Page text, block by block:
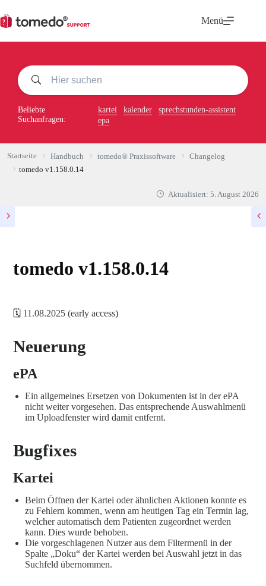
Inhalt
springen
Menü
Beliebte
Suchanfragen:
kartei kalender
sprechstunden-assistent
epa
Startseite Handbuch tomedo® Praxissoftware
Changelog
tomedo v1.158.0.14
Aktualisiert: 5. August 2026
tomedo v1.158.0.14
🗓️ 11.08.2025 (early access)
Neuerung
ePA
Ein allgemeines Ersetzen von Dokumenten ist in der ePA
nicht weiter vorgesehen. Das entsprechende Auswahlmenü
im Uploadfenster wird damit entfernt.
Bugfixes
Kartei
Beim Öffnen der Kartei oder ähnlichen Aktionen konnte es
zu Fehlern kommen, wenn am heutigen Tag ein Termin lag,
welcher automatisch dem Patienten zugeordnet werden
kann. Dies wurde behoben.
Die vorgeschlagenen Nutzer aus dem Filtermenü in der
Spalte „Doku“ der Kartei werden bei Auswahl jetzt in das
Suchfeld übernommen.